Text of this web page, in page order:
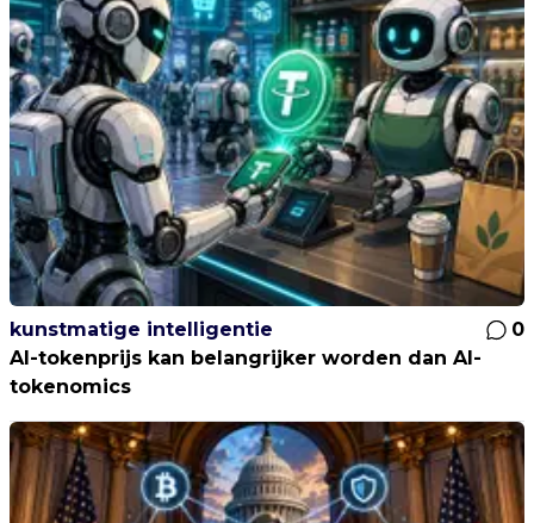
kunstmatige intelligentie
0
AI-tokenprijs kan belangrijker worden dan AI-
tokenomics